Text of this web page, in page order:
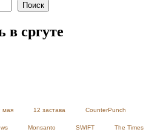
Поиск
в сргуте
мая 12 застава CounterPunch
Monsanto SWIFT The Times